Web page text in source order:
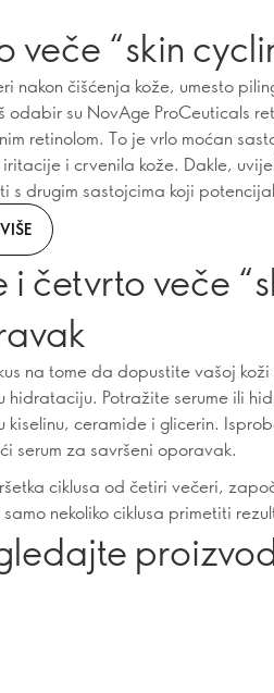
veče “skin
nakon čišćenja kože, umesto
odabir su NovAge ProCeuticals
retinolom. To je vrlo moćan
i crvenila kože. Dakle,
s drugim sastojcima koji
i četvrto veče
na tome da dopustite vašoj
hidrataciju. Potražite serume ili
kiselinu, ceramide i glicerin.
serum za savršeni oporavak.
ciklusa od četiri večeri,
nekoliko ciklusa primetiti